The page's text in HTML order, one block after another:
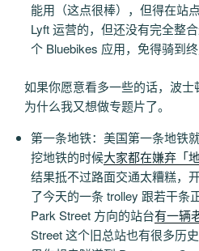
能用（这点很棒），但得在站
Lyft 运营的，但还没有完全整
个 Bluebikes 应用，免得骑到
如果你愿意看多一些的话，波士
为什么我又想做专题片了。
第一条地铁：美国第一条地铁
挖地铁的时候大家都在嫌弃「
结果抵不过路面交通太糟糕，
了今天的一条 trolley 跟若干条
Park Street 方向的站台有一辆
Street 这个旧总站也有很多历